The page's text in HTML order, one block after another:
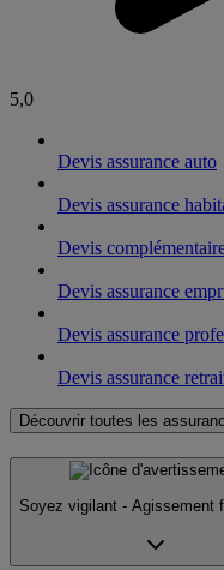
5,0
Devis assurance auto
Devis assurance
Devis
Devis assurance
Devis assurance
Devis assurance
Découvrir toutes les
Soyez vigilant - Agissement